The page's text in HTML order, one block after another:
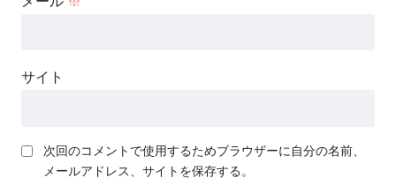
サイト
次回のコメントで使用するためブラウザーに自分の名前、
メールアドレス、サイトを保存する。